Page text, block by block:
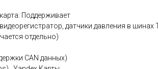
Поддерживает
датчики давления в шинах
отдельно)
CAN данных)